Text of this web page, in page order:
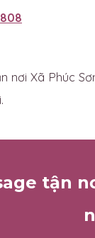
nơi Xã Phúc
tận